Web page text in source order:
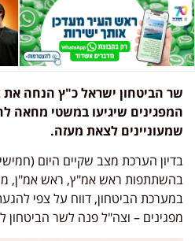
שר הביטחון ישראל כ"ץ הנחה
המפגינים שיגיעו במשטי מחאה
שמעוניינים לצאת מעזה.
בדיון הערכת מצב שקיים היום
בהשתתפות ראש אמ"ץ, ראש אמ"ן,
במערכת הביטחון, דווח על צפי
מפגינים – וצה"ל פנה לשר הביטחון